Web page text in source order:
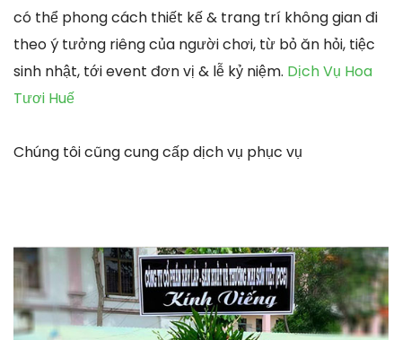
có thể phong cách thiết kế & trang trí không gian đi
theo ý tưởng riêng của người chơi, từ bỏ ăn hỏi, tiệc
sinh nhật, tới event đơn vị & lễ kỷ niệm. Dịch Vụ Hoa
Tươi Huế
Chúng tôi cũng cung cấp dịch vụ phục vụ